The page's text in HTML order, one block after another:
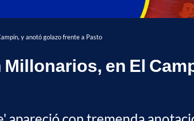
y anotó golazo frente a Pasto
en El